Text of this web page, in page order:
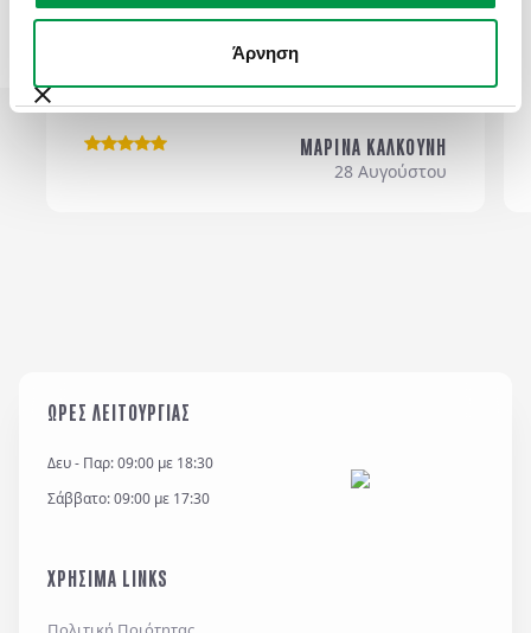
Άρνηση
εξυπηρέτηση κάθε έννομου συμφέροντος ή
υποστήριξη νομικών αξιώσεων.
Γενικούς Όρους Συμμετοχής
Επιθυμώ να λαμβάνω προσφορές μέσω e-mail,
ΟΤΙΔΗΠΟΤΕ. ΠΡΑΓΜΑΤΙΚΟΣ ΕΠΑΓΓΕΛΜΑΤΙΑΣ!
ΜΕΛΛΟΝ ΜΕ ΤΟ ΓΡΑΦΕΙΟ ΣΑΣ!!
ΜΑΡΙΝΑ ΚΑΛΚΟΥΝΗ
28 Αυγούστου
ΩΡΕΣ ΛΕΙΤΟΥΡΓΙΑΣ
Δευ - Παρ: 09:00 με 18:30
Σάββατο: 09:00 με 17:30
ΧΡΗΣΙΜΑ LINKS